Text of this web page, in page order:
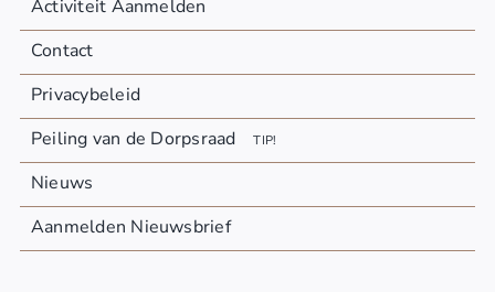
Activiteit Aanmelden
Contact
Privacybeleid
Peiling van de Dorpsraad
TIP!
Nieuws
Aanmelden Nieuwsbrief